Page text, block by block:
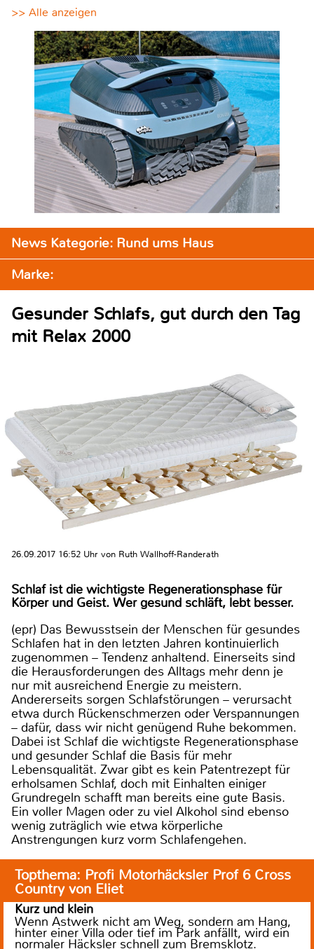
>> Alle anzeigen
News Kategorie: Rund ums Haus
Marke:
Gesunder Schlafs, gut durch den Tag
mit Relax 2000
26.09.2017 16:52 Uhr von Ruth Wallhoff-Randerath
Schlaf ist die wichtigste Regenerationsphase für
Körper und Geist. Wer gesund schläft, lebt besser.
(epr) Das Bewusstsein der Menschen für gesundes
Schlafen hat in den letzten Jahren kontinuierlich
zugenommen – Tendenz anhaltend. Einerseits sind
die Herausforderungen des Alltags mehr denn je
nur mit ausreichend Energie zu meistern.
Andererseits sorgen Schlafstörungen – verursacht
etwa durch Rückenschmerzen oder Verspannungen
– dafür, dass wir nicht genügend Ruhe bekommen.
Dabei ist Schlaf die wichtigste Regenerationsphase
und gesunder Schlaf die Basis für mehr
Lebensqualität. Zwar gibt es kein Patentrezept für
erholsamen Schlaf, doch mit Einhalten einiger
Grundregeln schafft man bereits eine gute Basis.
Ein voller Magen oder zu viel Alkohol sind ebenso
wenig zuträglich wie etwa körperliche
Anstrengungen kurz vorm Schlafengehen.
Topthema: Profi Motorhäcksler Prof 6 Cross
Country von Eliet
Kurz und klein
Wenn Astwerk nicht am Weg, sondern am Hang,
hinter einer Villa oder tief im Park anfällt, wird ein
normaler Häcksler schnell zum Bremsklotz.